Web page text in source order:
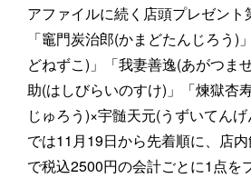
アファイルに続く店頭プレゼント
「竈門炭治郎(かまどたんじろう)
どねずこ)」「我妻善逸(あがつま
助(はしびらいのすけ)」「煉獄杏
じゅろう)×宇髄天元(うずいてん
では11月19日から先着順に、店
で税込2500円の会計ごとに1点を